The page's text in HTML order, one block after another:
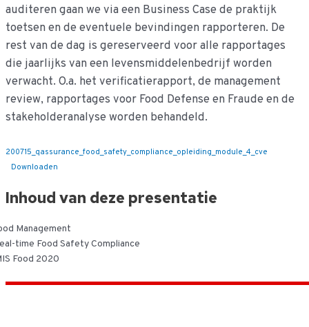
auditeren gaan we via een Business Case de praktijk
toetsen en de eventuele bevindingen rapporteren. De
rest van de dag is gereserveerd voor alle rapportages
die jaarlijks van een levensmiddelenbedrijf worden
verwacht. O.a. het verificatierapport, de management
review, rapportages voor Food Defense en Fraude en de
stakeholderanalyse worden behandeld.
200715_qassurance_food_safety_compliance_opleiding_module_4_cve
Downloaden
Inhoud van deze presentatie
Management
time Food Safety Compliance
Food 2020